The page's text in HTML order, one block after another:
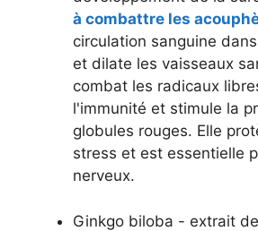
à combattre les
circulation sanguine
et dilate les vaisseaux
combat les radicaux
l'immunité et stimule la
globules rouges. Elle
stress et est essentielle
nerveux.
Ginkgo biloba - extrait